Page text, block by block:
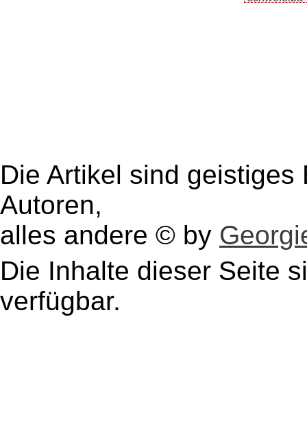
Die Artikel sind
Autoren,
alles andere © by
Die Inhalte dieser Seite
verfügbar.